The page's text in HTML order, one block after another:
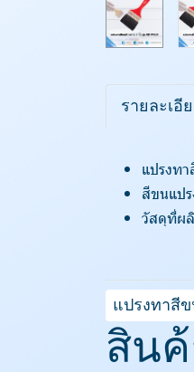
รายละเอี
แปรงท
สีขนแป
วัสดุที่ผ
แปรงทาสี
สินค้